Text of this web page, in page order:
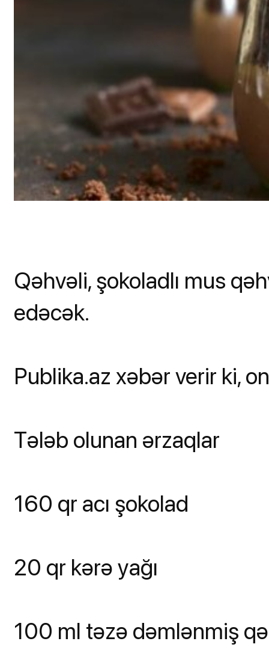
Qəhvəli, şokoladlı mus
edəcək.
Publika.az xəbər verir ki,
Tələb olunan ərzaqlar
160 qr acı şokolad
20 qr kərə yağı
100 ml təzə dəmlənmiş